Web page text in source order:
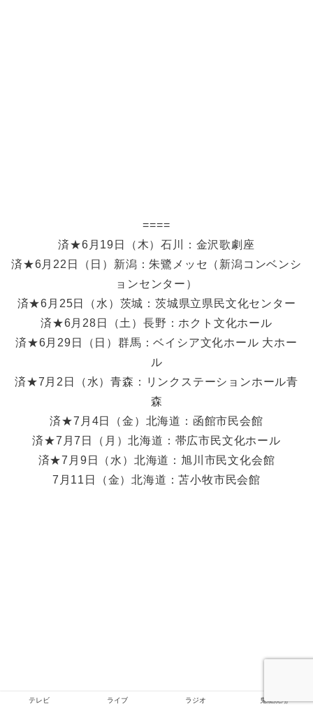
====
済★6月19日（木）石川：金沢歌劇座
済★6月22日（日）新潟：朱鷺メッセ（新潟コンベンシ
ョンセンター）
済★6月25日（水）茨城：茨城県立県民文化センター
済★6月28日（土）長野：ホクト文化ホール
済★6月29日（日）群馬：ベイシア文化ホール 大ホー
ル
済★7月2日（水）青森：リンクステーションホール青
森
済★7月4日（金）北海道：函館市民会館
済★7月7日（月）北海道：帯広市民文化ホール
済★7月9日（水）北海道：旭川市民文化会館
7月11日（金）北海道：苫小牧市民会館
テレビ ライブ ラジオ 鬼龍院翔